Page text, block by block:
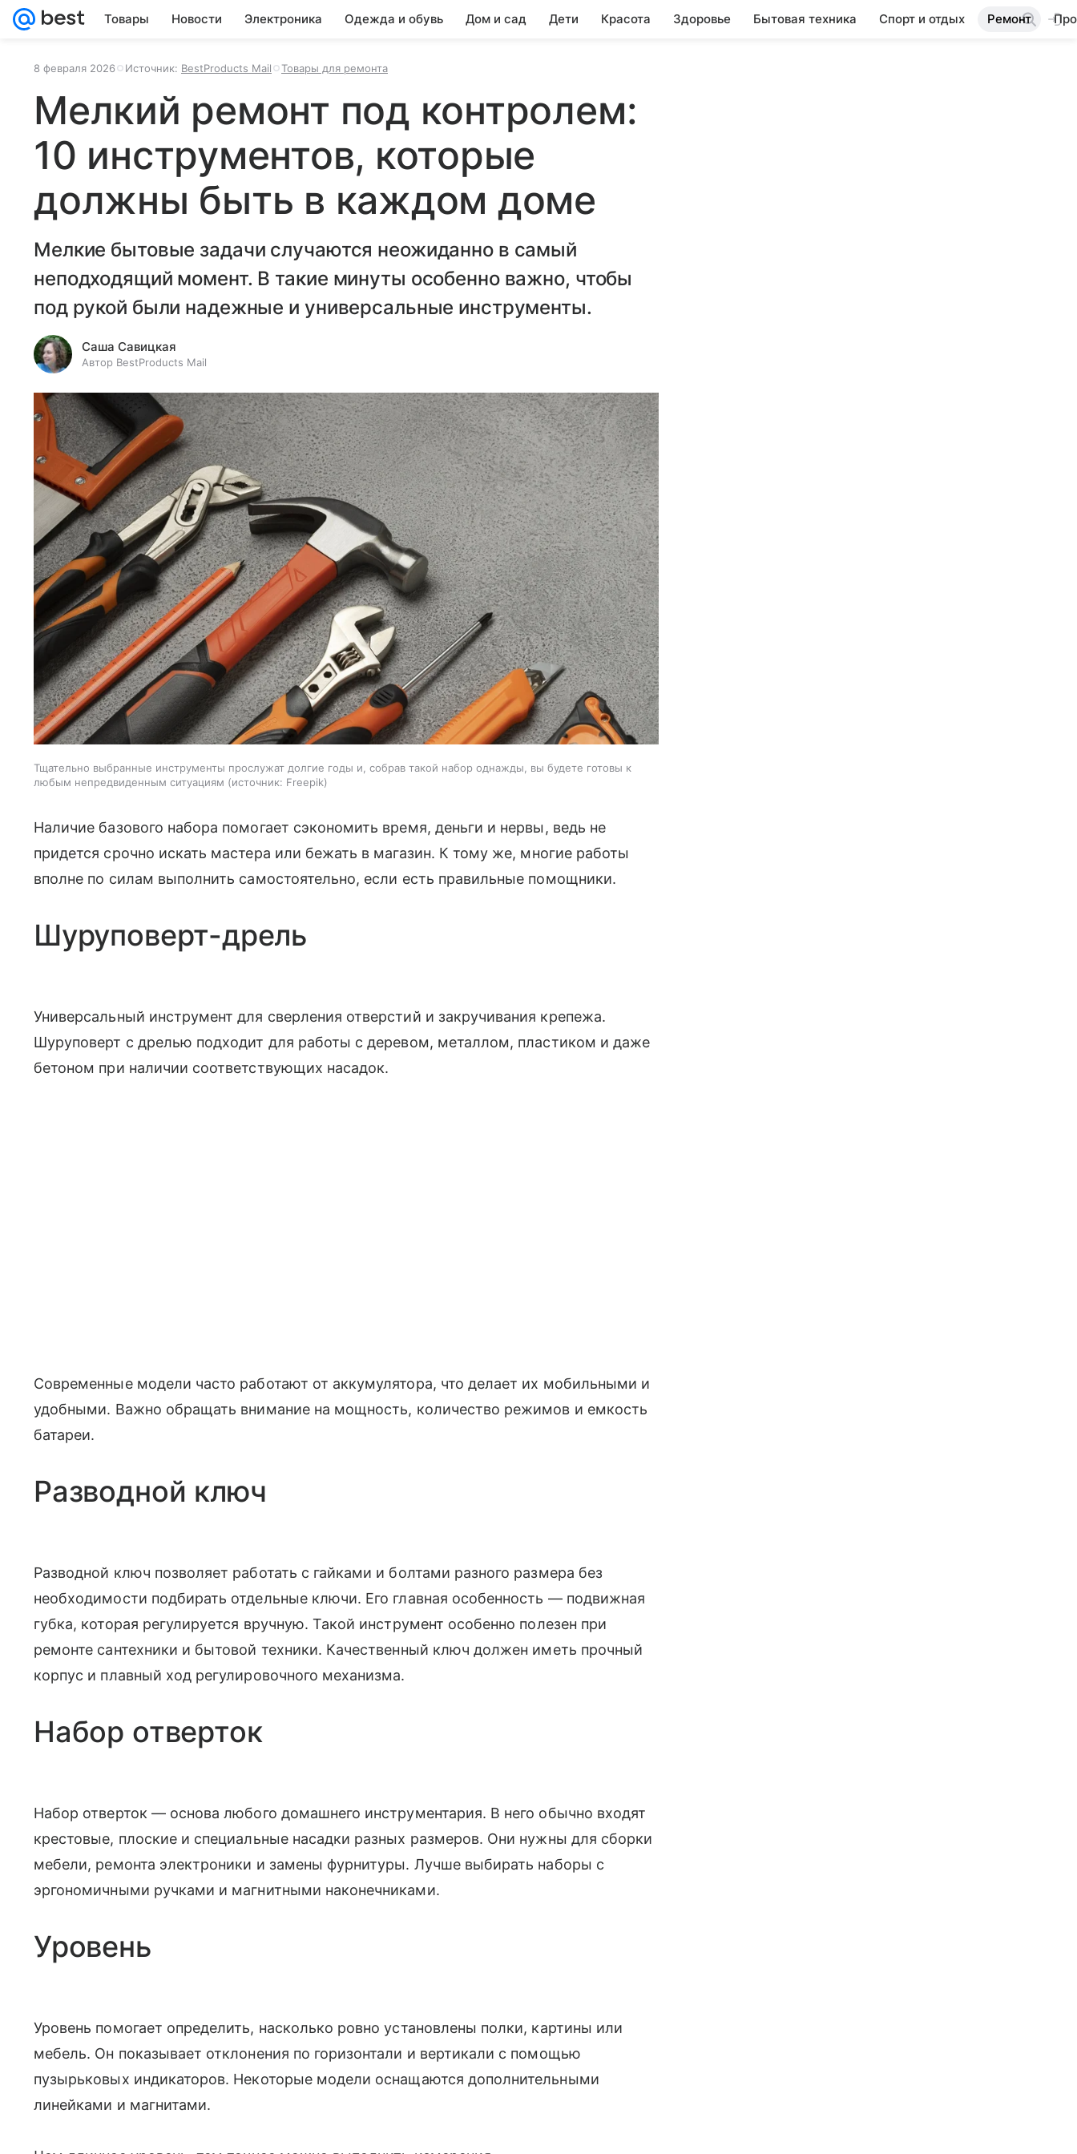
Товары Новости Электроника Одежда и обувь Дом и сад Дети Красота Здоровье Бытовая техника Спорт и отдых Ремонт
8 февраля 2026 Источник: BestProducts Mail Товары для ремонта
Мелкий ремонт под контролем:
10 инструментов, которые
должны быть в каждом доме
Мелкие бытовые задачи случаются неожиданно в самый
неподходящий момент. В такие минуты особенно важно, чтобы
под рукой были надежные и универсальные инструменты.
Саша Савицкая
Автор BestProducts Mail
Тщательно выбранные инструменты прослужат долгие годы и, собрав такой набор однажды, вы будете готовы к
любым непредвиденным ситуациям
источник: Freepik
Наличие базового набора помогает сэкономить время, деньги и нервы, ведь не
придется срочно искать мастера или бежать в магазин. К тому же, многие работы
вполне по силам выполнить самостоятельно, если есть правильные помощники.
Шуруповерт-дрель
Универсальный инструмент для сверления отверстий и закручивания крепежа.
Шуруповерт с дрелью подходит для работы с деревом, металлом, пластиком и даже
бетоном при наличии соответствующих насадок.
Современные модели часто работают от аккумулятора, что делает их мобильными и
удобными. Важно обращать внимание на мощность, количество режимов и емкость
батареи.
Разводной ключ
Разводной ключ позволяет работать с гайками и болтами разного размера без
необходимости подбирать отдельные ключи. Его главная особенность — подвижная
губка, которая регулируется вручную. Такой инструмент особенно полезен при
ремонте сантехники и бытовой техники. Качественный ключ должен иметь прочный
корпус и плавный ход регулировочного механизма.
Набор отверток
Набор отверток — основа любого домашнего инструментария. В него обычно входят
крестовые, плоские и специальные насадки разных размеров. Они нужны для сборки
мебели, ремонта электроники и замены фурнитуры. Лучше выбирать наборы с
эргономичными ручками и магнитными наконечниками.
Уровень
Уровень помогает определить, насколько ровно установлены полки, картины или
мебель. Он показывает отклонения по горизонтали и вертикали с помощью
пузырьковых индикаторов. Некоторые модели оснащаются дополнительными
линейками и магнитами.